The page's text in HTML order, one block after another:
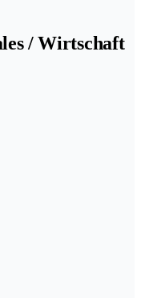
/ Wirtschaft